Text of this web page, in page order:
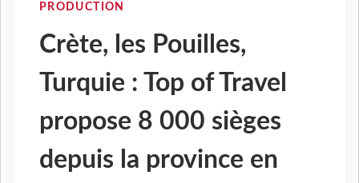
PRODUCTION
Crète, les Pouilles,
Turquie : Top of Travel
propose 8 000 sièges
depuis la province en